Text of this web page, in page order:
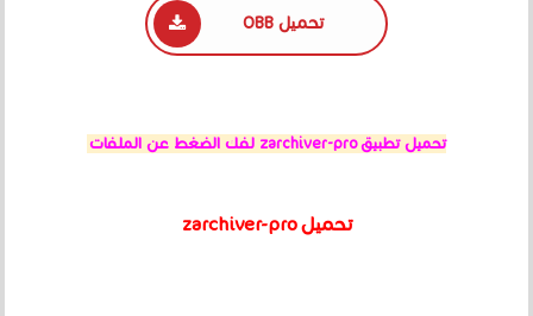
تحميل OBB
تحميل تطبيق zarchiver-pro لفك الضغط عن الملفات
تحميلzarchiver-pro